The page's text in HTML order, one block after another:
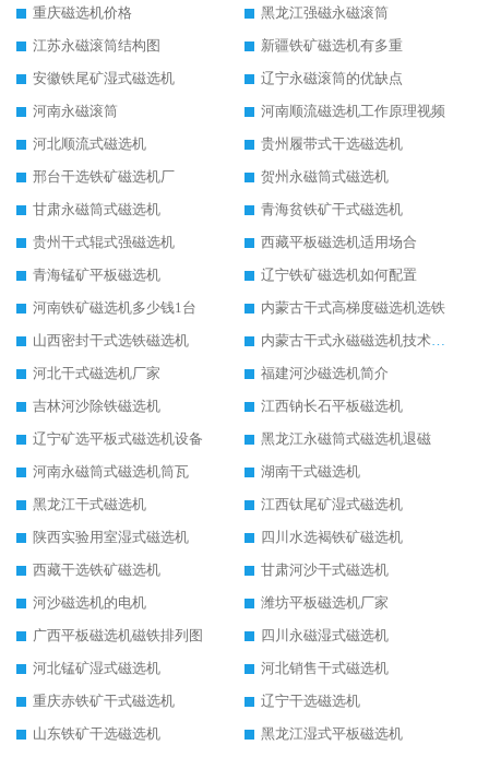
重庆磁选机价格
黑龙江强磁永磁滚筒
江苏永磁滚筒结构图
新疆铁矿磁选机有多重
安徽铁尾矿湿式磁选机
辽宁永磁滚筒的优缺点
河南永磁滚筒
河南顺流磁选机工作原理视频
河北顺流式磁选机
贵州履带式干选磁选机
邢台干选铁矿磁选机厂
贺州永磁筒式磁选机
甘肃永磁筒式磁选机
青海贫铁矿干式磁选机
贵州干式辊式强磁选机
西藏平板磁选机适用场合
青海锰矿平板磁选机
辽宁铁矿磁选机如何配置
河南铁矿磁选机多少钱1台
内蒙古干式高梯度磁选机选铁
山西密封干式选铁磁选机
内蒙古干式永磁磁选机技术要求
河北干式磁选机厂家
福建河沙磁选机简介
吉林河沙除铁磁选机
江西钠长石平板磁选机
辽宁矿选平板式磁选机设备
黑龙江永磁筒式磁选机退磁
河南永磁筒式磁选机筒瓦
湖南干式磁选机
黑龙江干式磁选机
江西钛尾矿湿式磁选机
陕西实验用室湿式磁选机
四川水选褐铁矿磁选机
西藏干选铁矿磁选机
甘肃河沙干式磁选机
河沙磁选机的电机
潍坊平板磁选机厂家
广西平板磁选机磁铁排列图
四川永磁湿式磁选机
河北锰矿湿式磁选机
河北销售干式磁选机
重庆赤铁矿干式磁选机
辽宁干选磁选机
山东铁矿干选磁选机
黑龙江湿式平板磁选机